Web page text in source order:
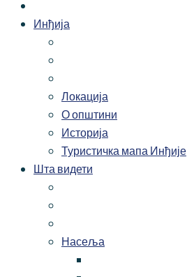
Инђија
Локација
О општини
Историја
Туристичка мапа Инђије
Шта видети
Насеља